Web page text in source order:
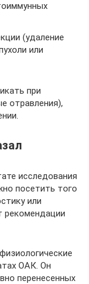
(удаление
или
при
отравления),
исследования
посетить того
или
рекомендации
ОАК. Он
перенесенных